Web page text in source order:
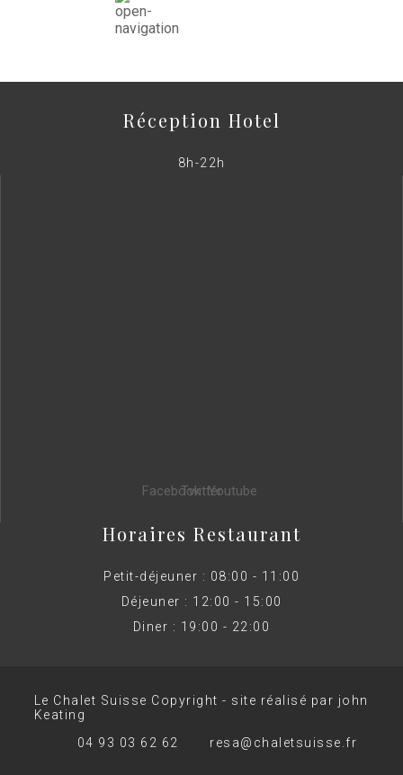
Réception Hotel
8h-22h
FacebookTwitterYoutube
Horaires Restaurant
Petit-déjeuner : 08:00 - 11:00
Déjeuner : 12:00 - 15:00
Diner : 19:00 - 22:00
Le Chalet Suisse Copyright - site réalisé par john
Keating
04 93 03 62 62
resa@chaletsuisse.fr